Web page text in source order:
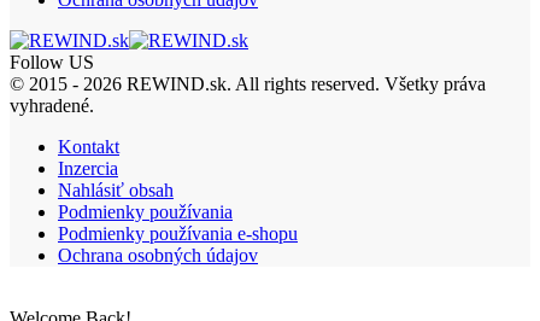
Follow US
© 2015 - 2026 REWIND.sk. All rights reserved. Všetky práva
vyhradené.
Kontakt
Inzercia
Nahlásiť obsah
Podmienky používania
Podmienky používania e-shopu
Ochrana osobných údajov